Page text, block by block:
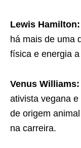
Lewis Hamilton:
há mais de uma
física e energia
Venus Williams:
ativista vegana
de origem
na carreira.